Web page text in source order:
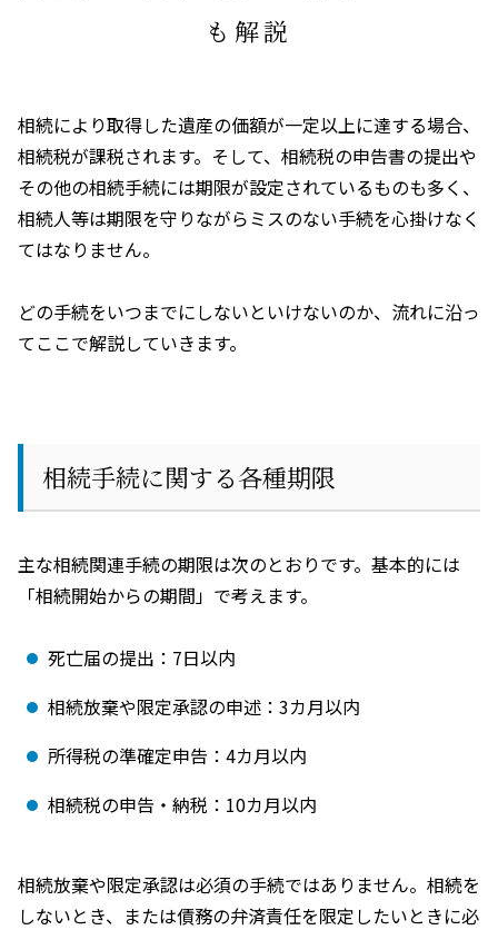
も解説
相続により取得した遺産の価額が一定以上に達する場合、
相続税が課税されます。そして、相続税の申告書の提出や
その他の相続手続には期限が設定されているものも多く、
相続人等は期限を守りながらミスのない手続を心掛けなく
てはなりません。
どの手続をいつまでにしないといけないのか、流れに沿っ
てここで解説していきます。
相続手続に関する各種期限
主な相続関連手続の期限は次のとおりです。基本的には
「相続開始からの期間」で考えます。
死亡届の提出： 7日以内
相続放棄や限定承認の申述：3カ月以内
所得税の準確定申告：4カ月以内
相続税の申告・納税： 10カ月以内
相続放棄や限定承認は必須の手続ではありません。相続を
しないとき、または債務の弁済責任を限定したいときに必